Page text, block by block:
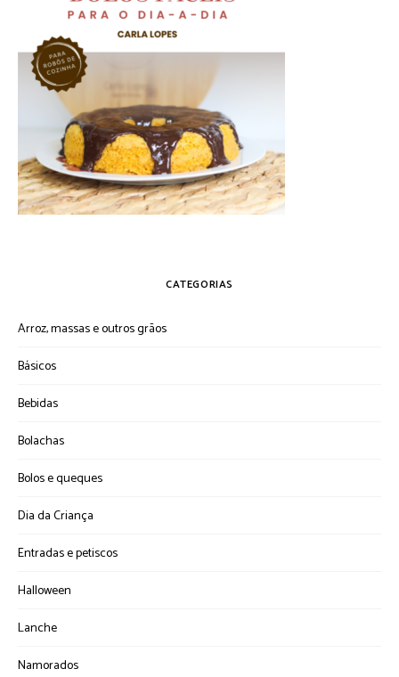
CATEGORIAS
Arroz, massas e outros grãos
Básicos
Bebidas
Bolachas
Bolos e queques
Dia da Criança
Entradas e petiscos
Halloween
Lanche
Namorados